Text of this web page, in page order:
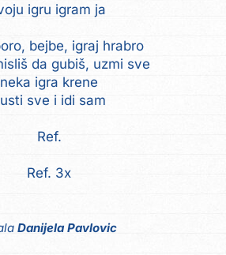
igru igram ja
bejbe, igraj hrabro
da gubiš, uzmi sve
neka igra krene
sve i idi sam
Ref.
Ref. 3x
Danijela Pavlovic